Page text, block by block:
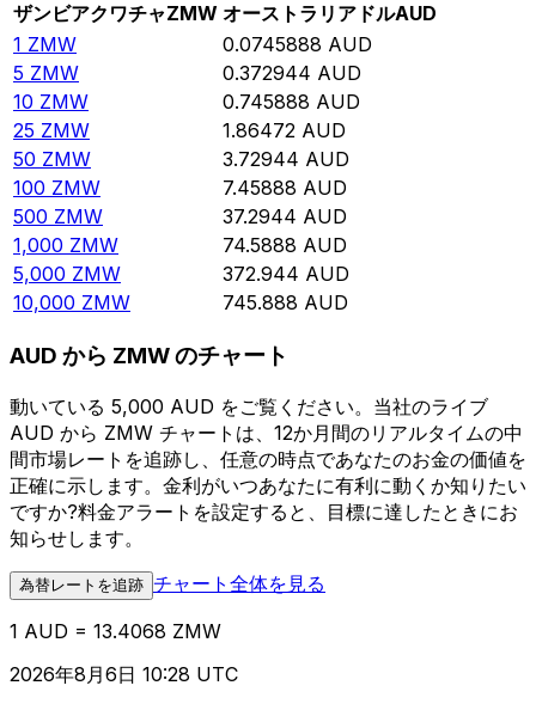
ザンビアクワチャZMW オーストラリアドルAUD
1 ZMW 0.0745888 AUD
5 ZMW 0.372944 AUD
10 ZMW 0.745888 AUD
25 ZMW 1.86472 AUD
50 ZMW 3.72944 AUD
100 ZMW 7.45888 AUD
500 ZMW 37.2944 AUD
1,000 ZMW 74.5888 AUD
5,000 ZMW 372.944 AUD
10,000 ZMW 745.888 AUD
AUD から ZMW のチャート
動いている 5,000 AUD をご覧ください。当社のライブ
AUD から ZMW チャートは、12か月間のリアルタイムの中
間市場レートを追跡し、任意の時点であなたのお金の価値を
正確に示します。金利がいつあなたに有利に動くか知りたい
ですか?料金アラートを設定すると、目標に達したときにお
知らせします。
為替レートを追跡 チャート全体を見る
1 AUD = 13.4068 ZMW
2026年8月6日 10:28 UTC